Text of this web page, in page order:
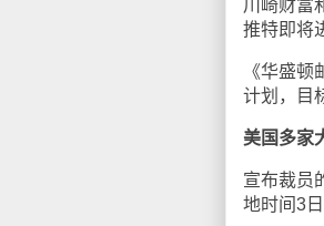
川崎财富
推特即将
《华盛
计划，目
美国多家
宣布裁员
地时间3